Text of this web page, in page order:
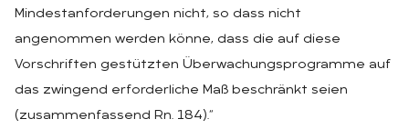
Mindestanforderungen nicht, so dass nicht
angenommen werden könne, dass die auf diese
Vorschriften gestützten Überwachungsprogramme auf
das zwingend erforderliche Maß beschränkt seien
(zusammenfassend Rn. 184).“